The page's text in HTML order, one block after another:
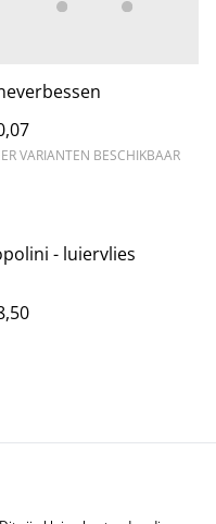
VARIANTEN BESCHIKBAAR
- luiervlies
Voorwaarden